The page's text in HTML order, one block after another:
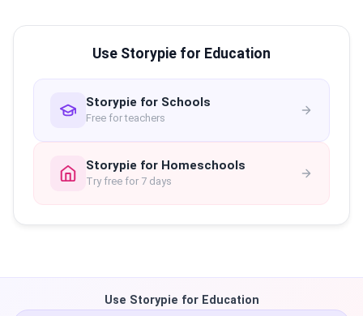
Use Storypie for Education
Storypie for Schools
Free for teachers
Storypie for Homeschools
Try free for 7 days
Use Storypie for Education